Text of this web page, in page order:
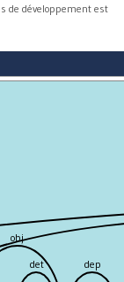
de développement est
det
obj
dep